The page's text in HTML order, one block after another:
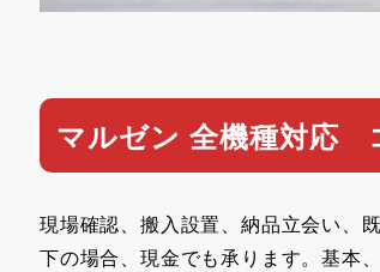
マルゼン 全機種対応
現場確認、搬入設置、納品立会い、
下の場合、現金でも承ります。基本